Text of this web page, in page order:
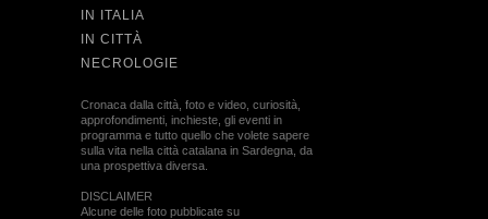
IN ITALIA
IN CITTÀ
NECROLOGIE
Cronaca dalla città, foto e video, curiosità,
approfondimenti, inchieste, gli eventi in
programma e tutto quello che volete sapere
sulla vita nella città catalana in Sardegna, da
una prospettiva diversa.
DISCLAIMER
Alcune delle foto pubblicate su